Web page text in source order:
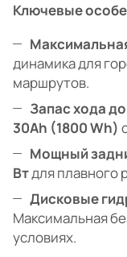
Ключевые
динамика для
маршрутов.
Запас хода
30Ah (1800 Wh)
Мощный
Втдля плавного
Дисковые
Максимальная
условиях.